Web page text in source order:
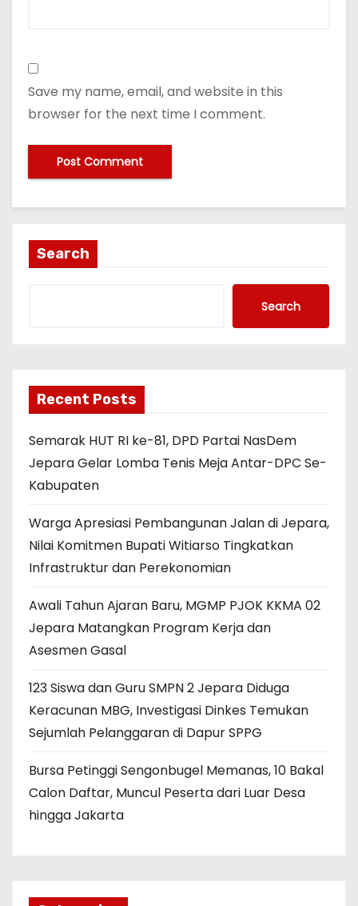
Save my name, email, and website in this
browser for the next time I comment.
Search
Search
Recent Posts
Semarak HUT RI ke-81, DPD Partai NasDem
Jepara Gelar Lomba Tenis Meja Antar-DPC Se-
Kabupaten
Warga Apresiasi Pembangunan Jalan di Jepara,
Nilai Komitmen Bupati Witiarso Tingkatkan
Infrastruktur dan Perekonomian
Awali Tahun Ajaran Baru, MGMP PJOK KKMA 02
Jepara Matangkan Program Kerja dan
Asesmen Gasal
123 Siswa dan Guru SMPN 2 Jepara Diduga
Keracunan MBG, Investigasi Dinkes Temukan
Sejumlah Pelanggaran di Dapur SPPG
Bursa Petinggi Sengonbugel Memanas, 10 Bakal
Calon Daftar, Muncul Peserta dari Luar Desa
hingga Jakarta